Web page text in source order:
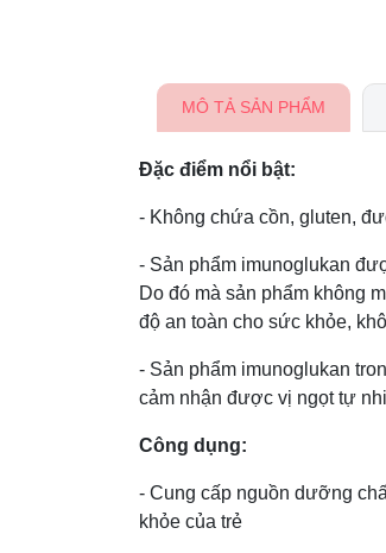
MÔ TẢ SẢN PHẨM
Đặc điểm nổi bật:
- Không chứa cồn, gluten,
- Sản phẩm imunoglukan
Do đó mà sản phẩm không
độ an toàn cho sức khỏe,
- Sản phẩm imunoglukan
cảm nhận được vị ngọt tự
Công dụng:
- Cung cấp nguồn dưỡng
khỏe của trẻ